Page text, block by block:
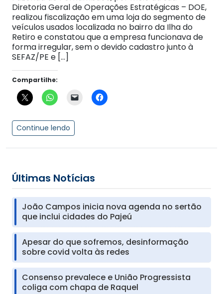
Diretoria Geral de Operações Estratégicas – DOE,
realizou fiscalização em uma loja do segmento de
veículos usados localizada no bairro da Ilha do
Retiro e constatou que a empresa funcionava de
forma irregular, sem o devido cadastro junto à
SEFAZ/PE e […]
Compartilhe:
Continue lendo
Últimas Notícias
João Campos inicia nova agenda no sertão
que inclui cidades do Pajeú
Apesar do que sofremos, desinformação
sobre covid volta às redes
Consenso prevalece e União Progressista
coliga com chapa de Raquel